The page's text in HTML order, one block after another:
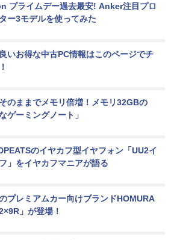
プライムデー過去最安! Anker注目プロ
ー3モデルを使ってみた
いお得な中古PC情報はこのページでチ
のままでメモリ倍増！メモリ32GBの
ゲーミングノート」
のイヤカフ型イヤフォン「UU2イ
」をイヤカフマニアが語る
プレミアムカー向けブランドHOMURA
」が登場！